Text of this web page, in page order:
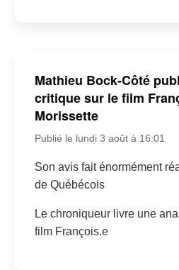
Mathieu Bock-Côté
critique sur le film
Morissette
Publié le lundi 3 août à 16:01
Son avis fait énormément
de Québécois
Le chroniqueur livre une
film François.e